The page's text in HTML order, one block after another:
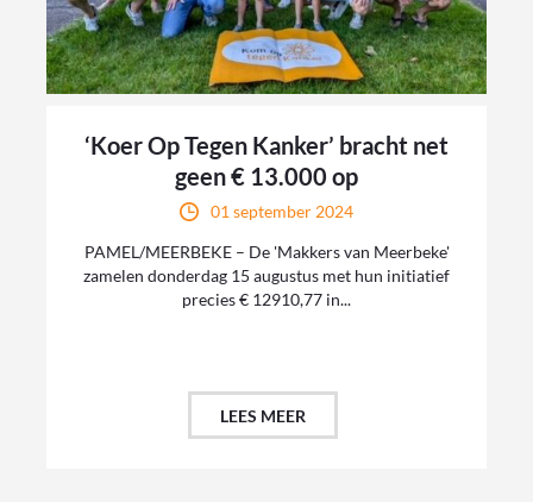
‘Koer Op Tegen Kanker’ bracht net
geen € 13.000 op
01 september 2024
PAMEL/MEERBEKE – De 'Makkers van Meerbeke'
zamelen donderdag 15 augustus met hun initiatief
precies € 12910,77 in...
LEES MEER